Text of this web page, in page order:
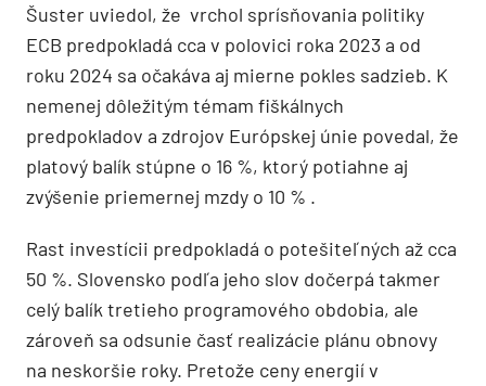
Šuster uviedol, že vrchol sprísňovania politiky
ECB predpokladá cca v polovici roka 2023 a od
roku 2024 sa očakáva aj mierne pokles sadzieb. K
nemenej dôležitým témam fiškálnych
predpokladov a zdrojov Európskej únie povedal, že
platový balík stúpne o 16 %, ktorý potiahne aj
zvýšenie priemernej mzdy o 10 % .
Rast investícii predpokladá o potešiteľných až cca
50 %. Slovensko podľa jeho slov dočerpá takmer
celý balík tretieho programového obdobia, ale
zároveň sa odsunie časť realizácie plánu obnovy
na neskoršie roky. Pretože ceny energií v